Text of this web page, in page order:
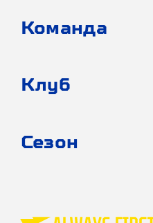
Команда
Клуб
Сезон